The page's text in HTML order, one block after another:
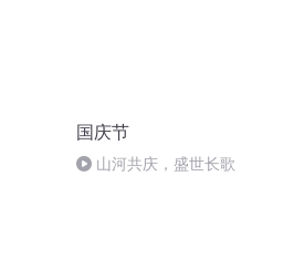
国庆节
山河共庆，盛世长歌